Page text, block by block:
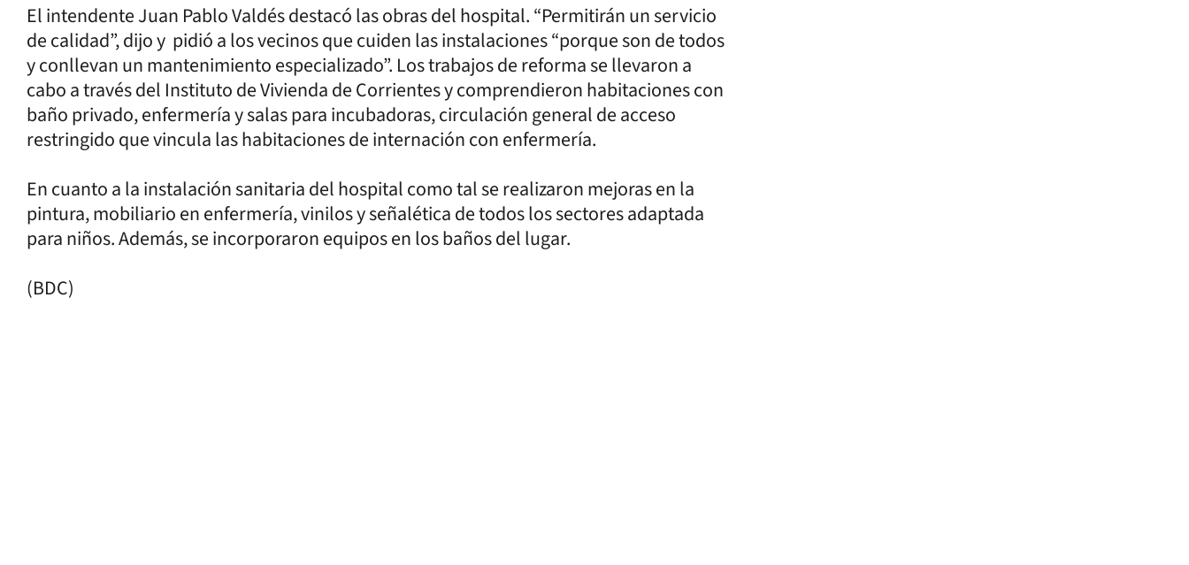
El intendente Juan Pablo Valdés destacó las obras del hospital. “Permitirán un servicio
de calidad”, dijo y pidió a los vecinos que cuiden las instalaciones “porque son de todos
y conllevan un mantenimiento especializado”. Los trabajos de reforma se llevaron a
cabo a través del Instituto de Vivienda de Corrientes y comprendieron habitaciones con
baño privado, enfermería y salas para incubadoras, circulación general de acceso
restringido que vincula las habitaciones de internación con enfermería.
En cuanto a la instalación sanitaria del hospital como tal se realizaron mejoras en la
pintura, mobiliario en enfermería, vinilos y señalética de todos los sectores adaptada
para niños. Además, se incorporaron equipos en los baños del lugar.
(BDC)